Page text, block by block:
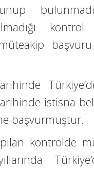
istisna
başvurmuştur.
kontrolde